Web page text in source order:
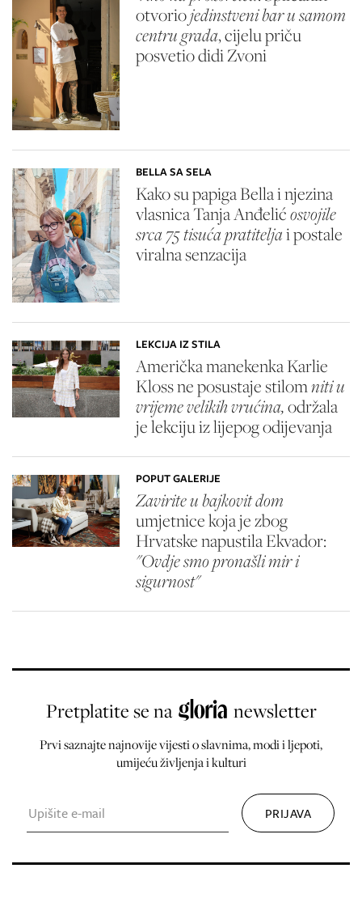
otvoriojedinstveni bar u samom
centru grada, cijelu priču
posvetio didi Zvoni
BELLA SA SELA
Kako su papiga Bella i njezina
vlasnica Tanja Anđelićosvojile
srca 75 tisuća pratiteljai postale
viralna senzacija
LEKCIJA IZ STILA
Američka manekenka Karlie
Kloss ne posustaje stilomniti u
vrijeme velikih vrućina,održala
je lekciju iz lijepog odijevanja
POPUT GALERIJE
Zavirite u bajkovit dom
umjetnice koja je zbog
Hrvatske napustila Ekvador:
"Ovdje smo pronašli mir i
sigurnost"
Pretplatite se na newsletter
Prvi saznajte najnovije vijesti o slavnima, modi i ljepoti,
umijeću življenja i kulturi